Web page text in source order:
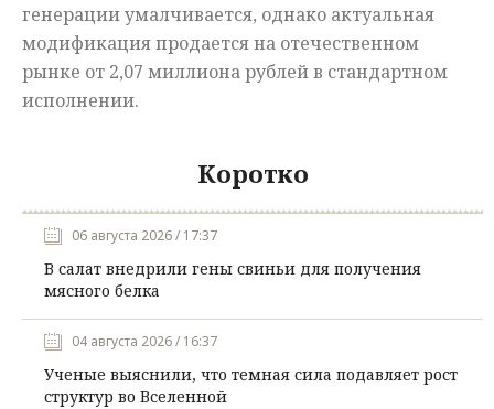
генерации умалчивается, однако актуальная
модификация продается на отечественном
рынке от 2,07 миллиона рублей в стандартном
исполнении.
Коротко
06 августа 2026 / 17:37
В салат внедрили гены свиньи для получения
мясного белка
04 августа 2026 / 16:37
Ученые выяснили, что темная сила подавляет рост
структур во Вселенной